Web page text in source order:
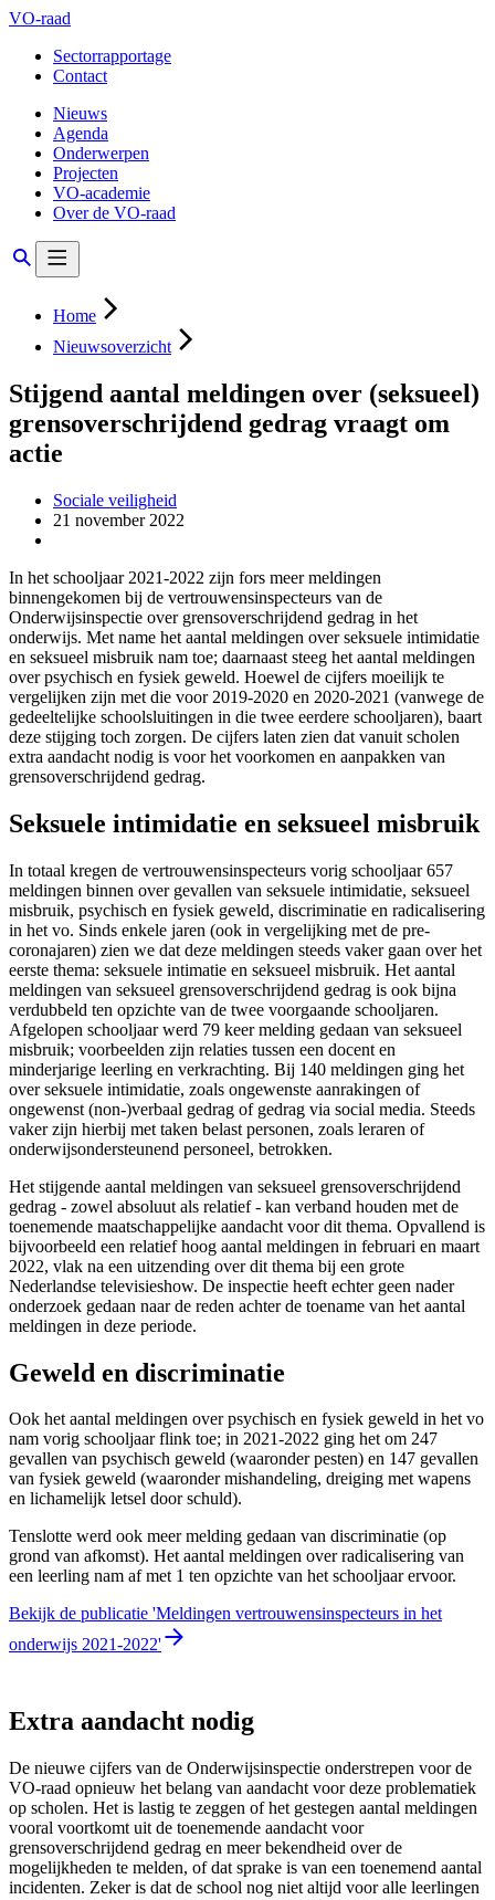
VO-raad
Sectorrapportage
Contact
Nieuws
Agenda
Onderwerpen
Projecten
VO-academie
Over de VO-raad
Home
Nieuwsoverzicht
Stijgend aantal meldingen over (seksueel)
grensoverschrijdend gedrag vraagt om
actie
Sociale veiligheid
21 november 2022
In het schooljaar 2021-2022 zijn fors meer meldingen
binnengekomen bij de vertrouwensinspecteurs van de
Onderwijsinspectie over grensoverschrijdend gedrag in het
onderwijs. Met name het aantal meldingen over seksuele intimidatie
en seksueel misbruik nam toe; daarnaast steeg het aantal meldingen
over psychisch en fysiek geweld. Hoewel de cijfers moeilijk te
vergelijken zijn met die voor 2019-2020 en 2020-2021 (vanwege de
gedeeltelijke schoolsluitingen in die twee eerdere schooljaren), baart
deze stijging toch zorgen. De cijfers laten zien dat vanuit scholen
extra aandacht nodig is voor het voorkomen en aanpakken van
grensoverschrijdend gedrag.
Seksuele intimidatie en seksueel misbruik
In totaal kregen de vertrouwensinspecteurs vorig schooljaar 657
meldingen binnen over gevallen van seksuele intimidatie, seksueel
misbruik, psychisch en fysiek geweld, discriminatie en radicalisering
in het vo. Sinds enkele jaren (ook in vergelijking met de pre-
coronajaren) zien we dat deze meldingen steeds vaker gaan over het
eerste thema: seksuele intimatie en seksueel misbruik. Het aantal
meldingen van seksueel grensoverschrijdend gedrag is ook bijna
verdubbeld ten opzichte van de twee voorgaande schooljaren.
Afgelopen schooljaar werd 79 keer melding gedaan van seksueel
misbruik; voorbeelden zijn relaties tussen een docent en
minderjarige leerling en verkrachting. Bij 140 meldingen ging het
over seksuele intimidatie, zoals ongewenste aanrakingen of
ongewenst (non-)verbaal gedrag of gedrag via social media. Steeds
vaker zijn hierbij met taken belast personen, zoals leraren of
onderwijsondersteunend personeel, betrokken.
Het stijgende aantal meldingen van seksueel grensoverschrijdend
gedrag - zowel absoluut als relatief - kan verband houden met de
toenemende maatschappelijke aandacht voor dit thema. Opvallend is
bijvoorbeeld een relatief hoog aantal meldingen in februari en maart
2022, vlak na een uitzending over dit thema bij een grote
Nederlandse televisieshow. De inspectie heeft echter geen nader
onderzoek gedaan naar de reden achter de toename van het aantal
meldingen in deze periode.
Geweld en discriminatie
Ook het aantal meldingen over psychisch en fysiek geweld in het vo
nam vorig schooljaar flink toe; in 2021-2022 ging het om 247
gevallen van psychisch geweld (waaronder pesten) en 147 gevallen
van fysiek geweld (waaronder mishandeling, dreiging met wapens
en lichamelijk letsel door schuld).
Tenslotte werd ook meer melding gedaan van discriminatie (op
grond van afkomst). Het aantal meldingen over radicalisering van
een leerling nam af met 1 ten opzichte van het schooljaar ervoor.
Bekijk de publicatie 'Meldingen vertrouwensinspecteurs in het
onderwijs 2021-2022'
Extra aandacht nodig
De nieuwe cijfers van de Onderwijsinspectie onderstrepen voor de
VO-raad opnieuw het belang van aandacht voor deze problematiek
op scholen. Het is lastig te zeggen of het gestegen aantal meldingen
vooral voortkomt uit de toenemende aandacht voor
grensoverschrijdend gedrag en meer bekendheid over de
mogelijkheden te melden, of dat sprake is van een toenemend aantal
incidenten. Zeker is dat de school nog niet altijd voor alle leerlingen